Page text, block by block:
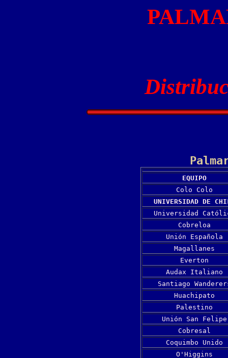
EQUIPO
Colo Colo
UNIVERSIDAD DE
Universidad
Cobreloa
Unión Española
Magallanes
Everton
Audax Italiano
Santiago
Huachipato
Palestino
Unión San Felipe
Cobresal
Coquimbo Unido
O'Higgins